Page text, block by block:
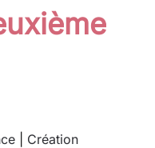
Création